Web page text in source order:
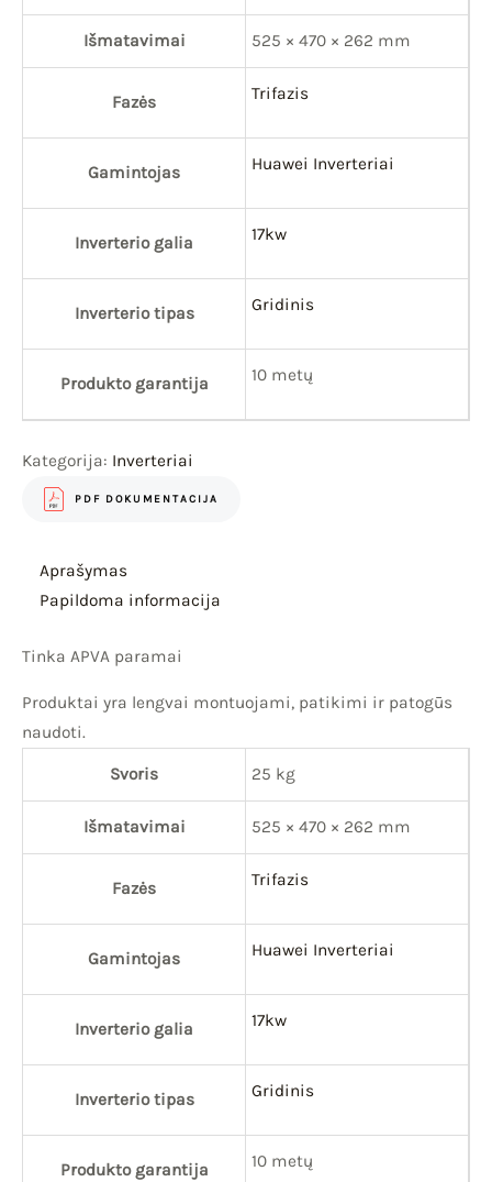
Išmatavimai 525 × 470 × 262 mm
Fazės Trifazis
Gamintojas Huawei Inverteriai
Inverterio galia 17kw
Inverterio tipas Gridinis
Produkto garantija 10 metų
Kategorija: Inverteriai
PDF DOKUMENTACIJA
Aprašymas
Papildoma informacija
Tinka APVA paramai
Produktai yra lengvai montuojami, patikimi ir patogūs
naudoti.
Svoris 25 kg
Išmatavimai 525 × 470 × 262 mm
Fazės Trifazis
Gamintojas Huawei Inverteriai
Inverterio galia 17kw
Inverterio tipas Gridinis
Produkto garantija 10 metų